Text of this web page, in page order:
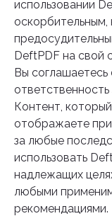
использовании
DeftPDF на свой
Вы соглашаетесь
Контент,
отображаете
за любые
использовать
надлежащих
любыми
рекомендациями.